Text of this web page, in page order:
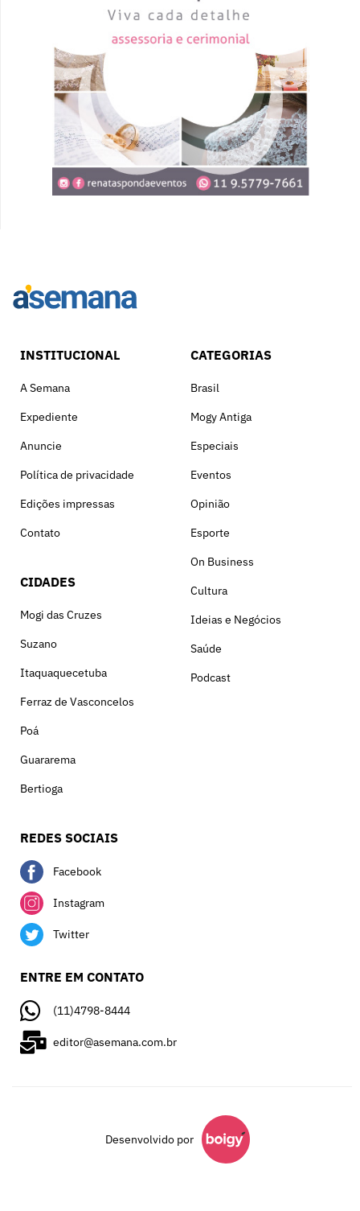
INSTITUCIONAL
A Semana
Expediente
Anuncie
Política de privacidade
Edições impressas
Contato
CIDADES
Mogi das Cruzes
Suzano
Itaquaquecetuba
Ferraz de Vasconcelos
Poá
Guararema
Bertioga
CATEGORIAS
Brasil
Mogy Antiga
Especiais
Eventos
Opinião
Esporte
On Business
Cultura
Ideias e Negócios
Saúde
Podcast
REDES SOCIAIS
Facebook
Instagram
Twitter
ENTRE EM CONTATO
(11)4798-8444
editor@asemana.com.br
Desenvolvido por